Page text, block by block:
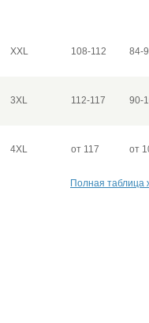
XXL 108-112 84-
3XL 112-117 90-
4XL от 117 от
Полная таблица